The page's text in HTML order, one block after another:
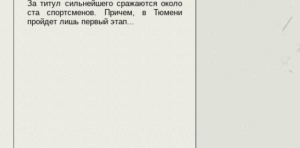
За титул сильнейшего сражаются около
ста спортсменов. Причем, в Тюмени
пройдет лишь первый этап...